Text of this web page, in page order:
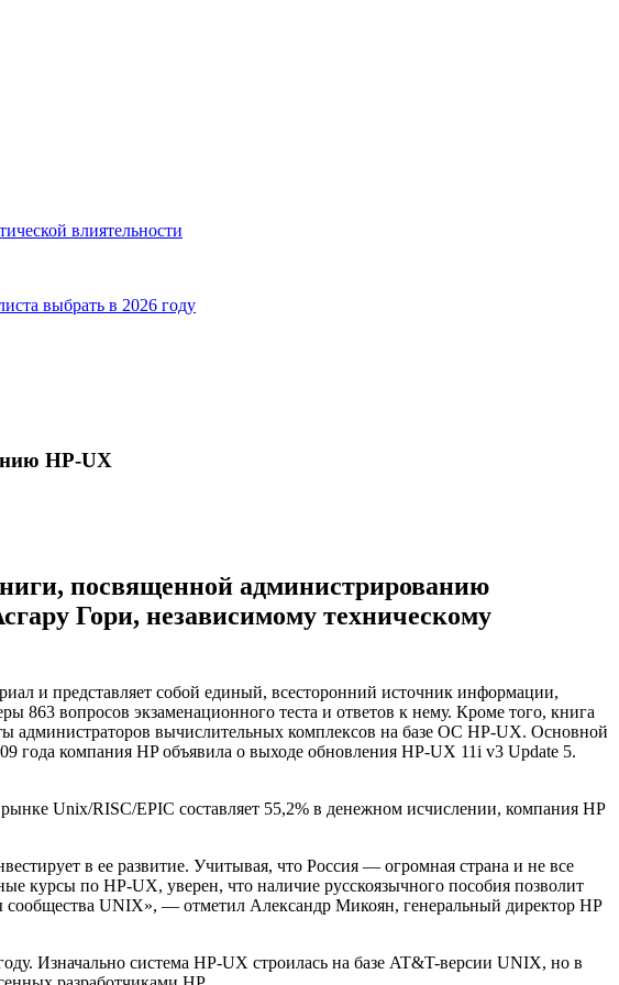
влиятельности
выбрать в 2026 году
HP-UX
посвященной администрированию
Гори, независимому техническому
и представляет собой единый, всесторонний источник информации,
863 вопросов экзаменационного теста и ответов к нему. Кроме того, книга
администраторов вычислительных комплексов на базе ОС HP-UX. Основной
года компания HP объявила о выходе обновления HP-UX 11i v3 Update 5.
Unix/RISC/EPIC составляет 55,2% в денежном исчислении, компания HP
в ее развитие. Учитывая, что Россия — огромная страна и не все
курсы по HP-UX, уверен, что наличие русскоязычного пособия позволит
UNIX», — отметил Александр Микоян, генеральный директор HP
Изначально система HP-UX строилась на базе AT&T-версии UNIX, но в